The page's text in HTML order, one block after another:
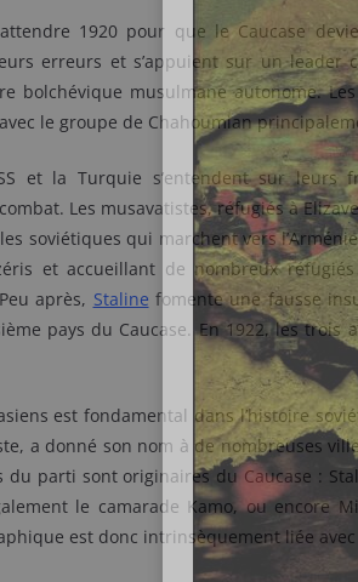
1920 pour que le Caucase
erreurs et s’appuient sur un leader
bolchévique musulmane autonome.
le groupe de Chahoumian
et la Turquie s’entendent sur
Les musavatistes, réfugiés à
soviétiques qui marchent vers
et accueillant de nombreux
après, Staline fomente une fausse
pays du Caucase. En 1922, les
est fondamental dans l’histoire
a donné son nom à de nombreuses
du parti sont originaires du Caucase :
le camarade Kamo, ou encore
est donc intrinsèquement liée